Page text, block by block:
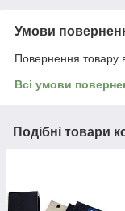
Умови
Повернення товару
Всі умови
Подібні товари